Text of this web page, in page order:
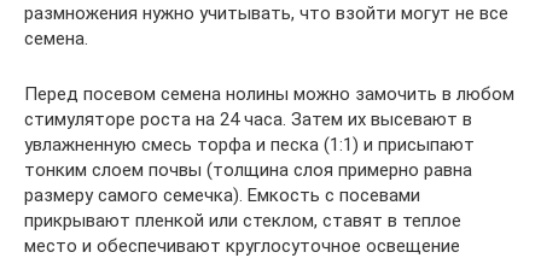
размножения нужно учитывать, что взойти могут не все
семена.
Перед посевом семена нолины можно замочить в любом
стимуляторе роста на 24 часа. Затем их высевают в
увлажненную смесь торфа и песка (1:1) и присыпают
тонким слоем почвы (толщина слоя примерно равна
размеру самого семечка). Емкость с посевами
прикрывают пленкой или стеклом, ставят в теплое
место и обеспечивают круглосуточное освещение